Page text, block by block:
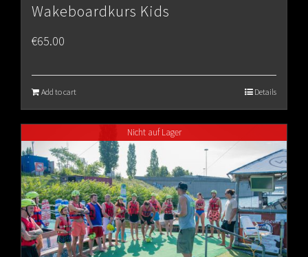
Wakeboardkurs Kids
€65.00
Add to cart Details
Nicht auf Lager